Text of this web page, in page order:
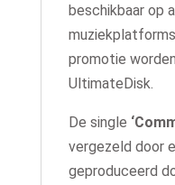
beschikbaar op
promotie
UltimateDisk.
De single
vergezeld door
geproduceerd